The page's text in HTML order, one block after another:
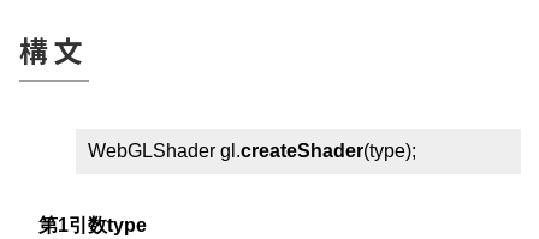
構文
WebGLShader gl.createShader(type);
第1引数type